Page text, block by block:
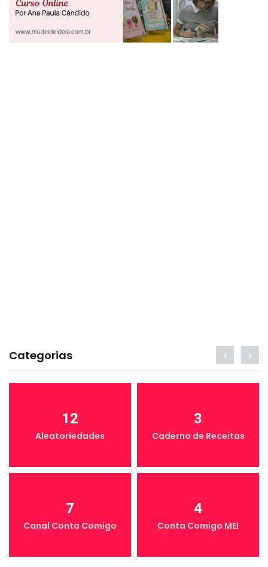
Categorias
12
Aleatoriedades
3
Caderno de Receitas
7
Canal Conta Comigo
4
Conta Comigo MEI